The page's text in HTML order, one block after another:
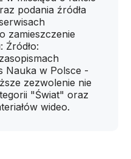
podania źródła
zamieszczenie
Źródło:
Nauka w Polsce -
zezwolenie nie
"Świat" oraz
wideo.